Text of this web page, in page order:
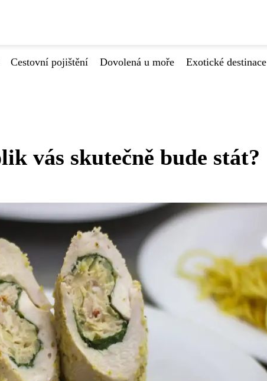
Cestovní pojištění Dovolená u moře Exotické destinace
vás skutečně bude stát?